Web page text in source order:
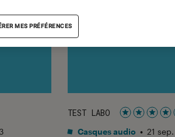
5
TEST LABO
Noté 5
Casques audio • 21
MES PRÉFÉRENCES